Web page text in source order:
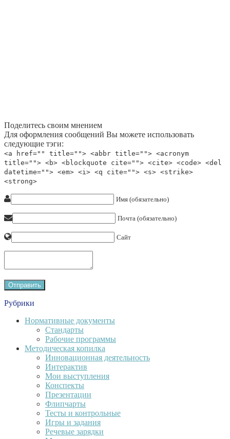
Поделитесь своим мнением
Для оформления сообщений Вы можете использовать
следующие тэги:
<a href="" title=""> <abbr title=""> <acronym
title=""> <b> <blockquote cite=""> <cite> <code> <del
datetime=""> <em> <i> <q cite=""> <s> <strike>
<strong>
Имя (обязательно)
Почта (обязательно)
Сайт
Рубрики
Нормативные документы
Стандарты
Рабочие программы
Методическая копилка
Инновационная деятельность
Интерактив
Мои выступления
Конспекты
Презентации
Флипчарты
Тесты и контрольные
Игры и задания
Речевые зарядки